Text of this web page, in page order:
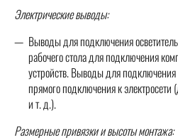
Электрические выводы:
Выводы для подключения
рабочего стола для подключения
устройств. Выводы для
прямого подключения к электросети
и т. д.).
Размерные привязки и высоты монтажа: